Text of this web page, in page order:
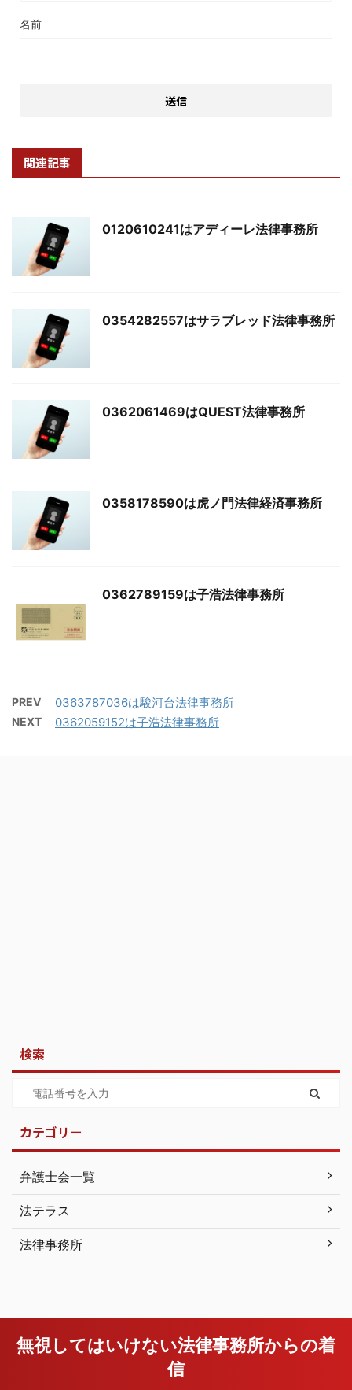
名前
関連記事
0120610241はアディーレ法律事務所
0354282557はサラブレッド法律事務所
0362061469はQUEST法律事務所
0358178590は虎ノ門法律経済事務所
0362789159は子浩法律事務所
PREV 0363787036は駿河台法律事務所
NEXT 0362059152は子浩法律事務所
検索
カテゴリー
弁護士会一覧
法テラス
法律事務所
無視してはいけない法律事務所からの着
信